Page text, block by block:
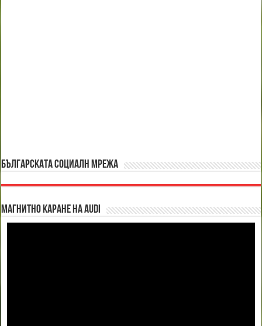
БЪЛГАРСКАТА СОЦИАЛН МРЕЖА
Магнитно каране на Audi